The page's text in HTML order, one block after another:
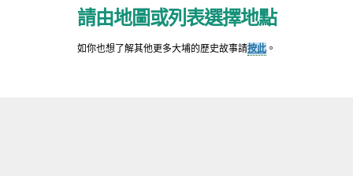
請由地圖或列表選擇地點
如你也想了解其他更多大埔的歷史故事請按此 。